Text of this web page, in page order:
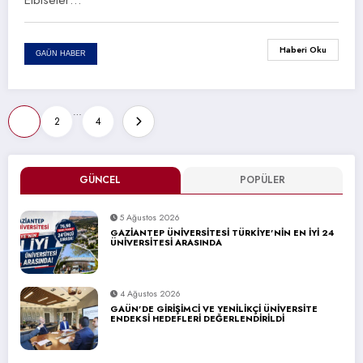
GÜNCEL POPÜLER
5 Ağustos 2026
GAZİANTEP ÜNİVERSİTESİ TÜRKİYE’NİN EN İYİ 24
ÜNİVERSİTESİ ARASINDA
4 Ağustos 2026
GAÜN’DE GİRİŞİMCİ VE YENİLİKÇİ ÜNİVERSİTE
ENDEKSİ HEDEFLERİ DEĞERLENDİRİLDİ
GAÜN HABER Haberi Oku
Yazı
sayfalaması
2
…
4